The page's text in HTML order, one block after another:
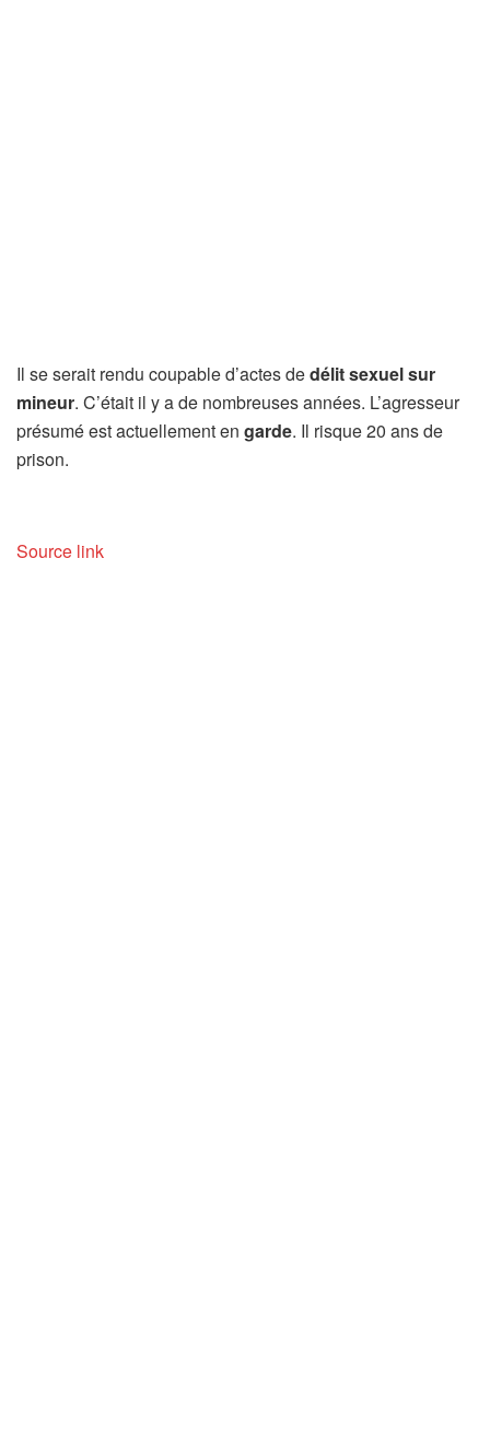
Il se serait rendu coupable d’actes dedélit sexuel sur
mineur. C’était il y a de nombreuses années. L’agresseur
présumé est actuellement en garde. Il risque 20 ans de
prison.
Source link